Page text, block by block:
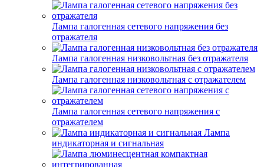
Лампа галогенная сетевого напряжения без
отражателя
Лампа галогенная низковольтная без отражателя
Лампа галогенная низковольтная с отражателем
Лампа галогенная сетевого напряжения с
отражателем
Лампа
индикаторная и сигнальная